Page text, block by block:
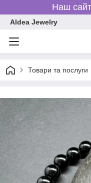
Наш
Aldea Jewelry
Товари та послуги